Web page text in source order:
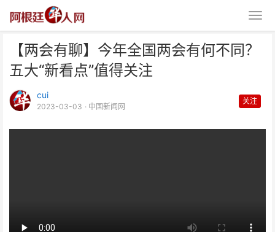
【两会有聊】今年全国两会有何不同？
五大“新看点”值得关注
cui
2023-03-03 · 中国新闻网
关注